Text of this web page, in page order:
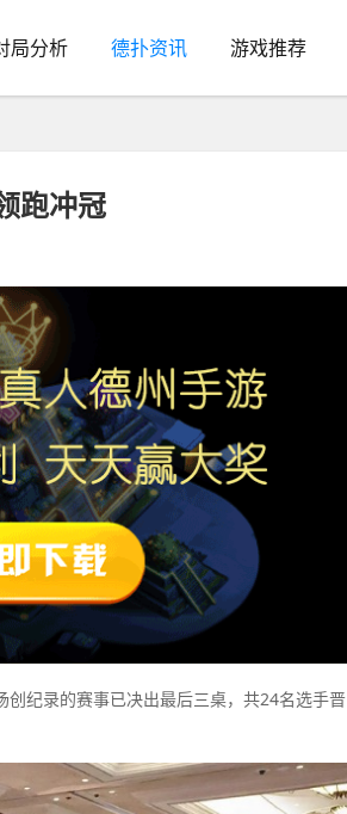
局分析 德扑资讯 游戏推荐
跑冲冠
纪录的赛事已决出最后三桌，共24名选手晋